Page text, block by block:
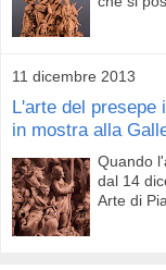
11 dicembre 2013
L'arte del presepe
in mostra alla
Quando
dal 14
Arte di